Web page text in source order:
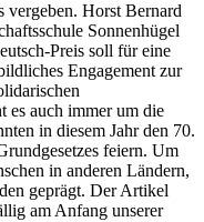
vergeben. Horst Bernard
Sonnenhügel
Preis soll für eine
Engagement zur
es auch immer um die
in diesem Jahr den 70.
feiern. Um
in anderen Ländern,
geprägt. Der Artikel
am Anfang unserer